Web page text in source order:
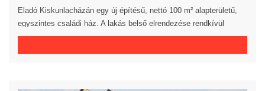
Eladó Kiskunlacházán egy új építésű, nettó 100 m² alapterületű,
egyszintes családi ház. A lakás belső elrendezése rendkívül
praktikus és kényelmes 3 hálószoba, gardrób, fürdőszoba, külön
téglából, […]